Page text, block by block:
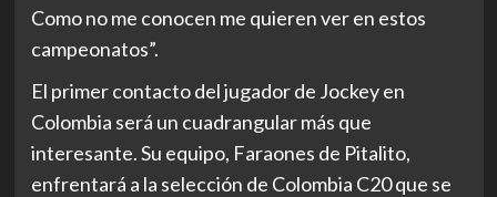
Como no me conocen me quieren ver en estos
campeonatos”.
El primer contacto del jugador de Jockey en
Colombia será un cuadrangular más que
interesante. Su equipo, Faraones de Pitalito,
enfrentará a la selección de Colombia C20 que se